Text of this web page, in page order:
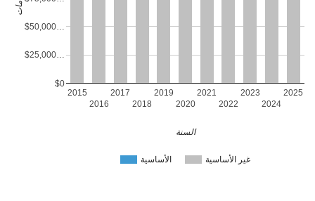
الأساسية غير الأساسية
2015
2016
2017
2018
2019
2020
2021
2022
2023
2024
2025
$0
$25,000…
$50,000…
السنة